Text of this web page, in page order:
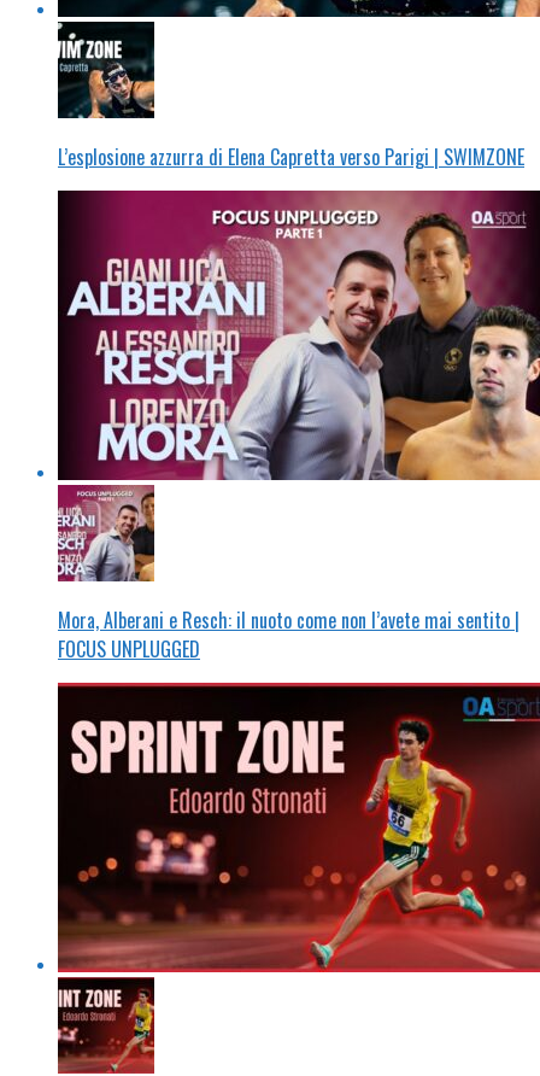
L’esplosione azzurra di Elena Capretta verso Parigi | SWIMZONE
Mora, Alberani e Resch: il nuoto come non l’avete mai sentito |
FOCUS UNPLUGGED